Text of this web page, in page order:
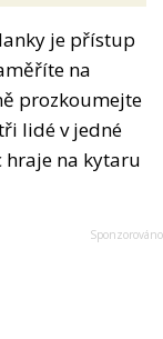
je přístup
na
prozkoumejte
lidé v jedné
hraje na kytaru